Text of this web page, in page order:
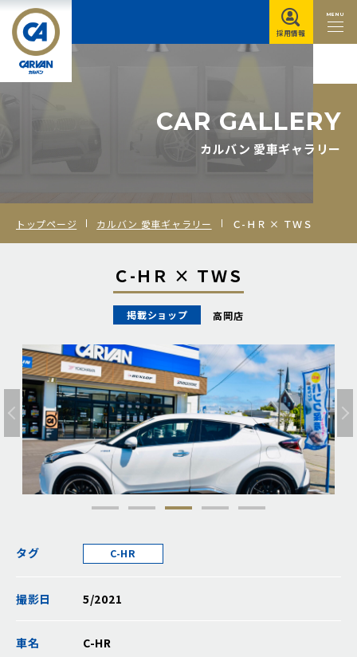
MENU
採用情報
CAR GALLERY
カルバン 愛車ギャラリー
トップページ カルバン 愛車ギャラリー Ｃ-ＨＲ × ＴＷＳ
Ｃ-ＨＲ × ＴＷＳ
掲載ショップ 高岡店
タグ C-HR
撮影日 5/2021
車名 C-HR